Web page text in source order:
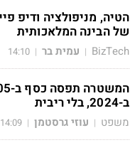
הטיה, מניפולציה ודיפ
של הבינה המלאכותית
BizTech
| עמית בר |
14:10
ב-2024, בלי ריבית
משפט | עוזי גרסטמן |
14:09